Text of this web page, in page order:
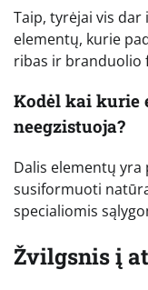
Taip, tyrėjai vis
elementų, kurie
ribas ir branduolio
Kodėl kai kurie
neegzistuoja?
Dalis elementų yra
susiformuoti
specialiomis
Žvilgsnis į